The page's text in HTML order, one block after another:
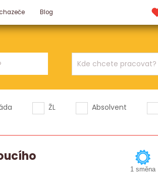
Blog
ŽL Absolvent
1 směna